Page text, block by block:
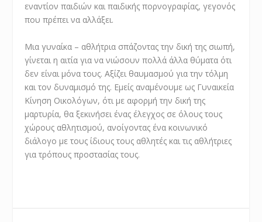
εναντίον παιδιών και παιδικής πορνογραφίας, γεγονός
που πρέπει να αλλάξει.
Μια γυναίκα – αθλήτρια σπάζοντας την δική της σιωπή,
γίνεται η αιτία για να νιώσουν πολλά άλλα θύματα ότι
δεν είναι μόνα τους. Αξίζει θαυμασμού για την τόλμη
και τον δυναμισμό της. Εμείς αναμένουμε ως Γυναικεία
Κίνηση Οικολόγων, ότι με αφορμή την δική της
μαρτυρία, θα ξεκινήσει ένας έλεγχος σε όλους τους
χώρους αθλητισμού, ανοίγοντας ένα κοινωνικό
διάλογο με τους ίδιους τους αθλητές και τις αθλήτριες
για τρόπους προστασίας τους.